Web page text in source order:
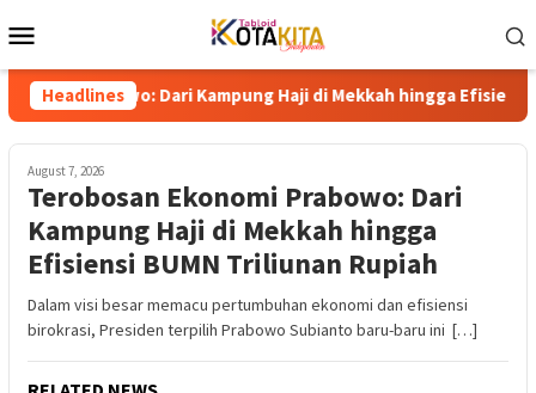
to
Menu
Headlines
Dari Kampung Haji di Mekkah hingga Efisiensi BUMN
August 7, 2026
Terobosan Ekonomi Prabowo: Dari
Kampung Haji di Mekkah hingga
Efisiensi BUMN Triliunan Rupiah
Dalam visi besar memacu pertumbuhan ekonomi dan efisiensi
birokrasi, Presiden terpilih Prabowo Subianto baru-baru ini […]